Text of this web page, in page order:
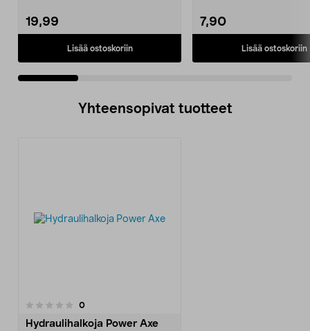
19,99
Lisää ostoskoriin
7,90
Lisää ostoskoriin
Yhteensopivat tuotteet
0arvostelut
Hydraulihalkoja Power Axe